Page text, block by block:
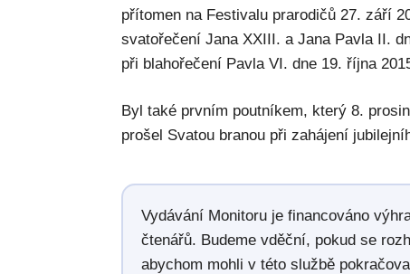
přítomen na Festivalu prarodičů 27. září
svatořečení Jana XXIII. a Jana Pavla II.
při blahořečení Pavla VI. dne 19. října
Byl také prvním poutníkem, který 8.
prošel Svatou branou při zahájení
Vydávání Monitoru je financováno
čtenářů. Budeme vděční, pokud se
abychom mohli v této službě